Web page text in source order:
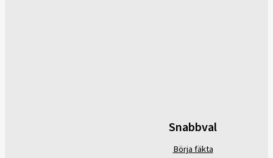
Snabbval
Börja fäkta